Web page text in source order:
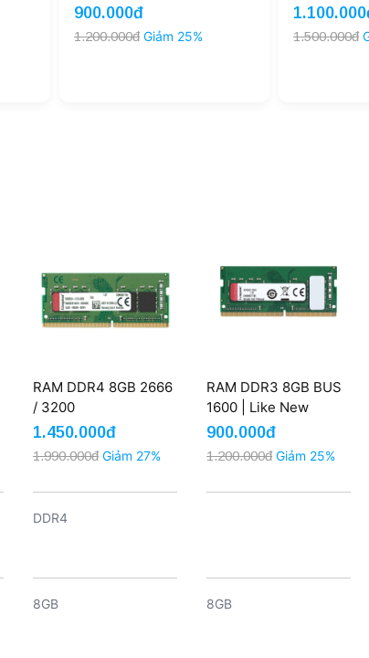
900.000đ
1.200.000đ Giảm 25% 1.500.000đ
RAM DDR4 8GB 2666
/ 3200
1.450.000đ
1.990.000đ Giảm 27%
DDR4
8GB
RAM DDR3 8GB BUS
1600 | Like New
900.000đ
1.200.000đ Giảm 25%
8GB